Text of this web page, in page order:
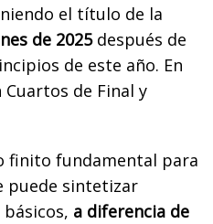
el título de la
de 2025después de
de este año. En
de Final y
finito fundamental para
puede sintetizar
a diferencia de